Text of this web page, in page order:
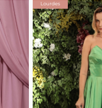
Lourdes